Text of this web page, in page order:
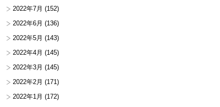
2022年7月 (152)
2022年6月 (136)
2022年5月 (143)
2022年4月 (145)
2022年3月 (145)
2022年2月 (171)
2022年1月 (172)